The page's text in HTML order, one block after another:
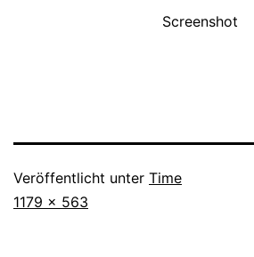
Screenshot
Veröffentlicht unter Time
Originalgröße
1179 × 563